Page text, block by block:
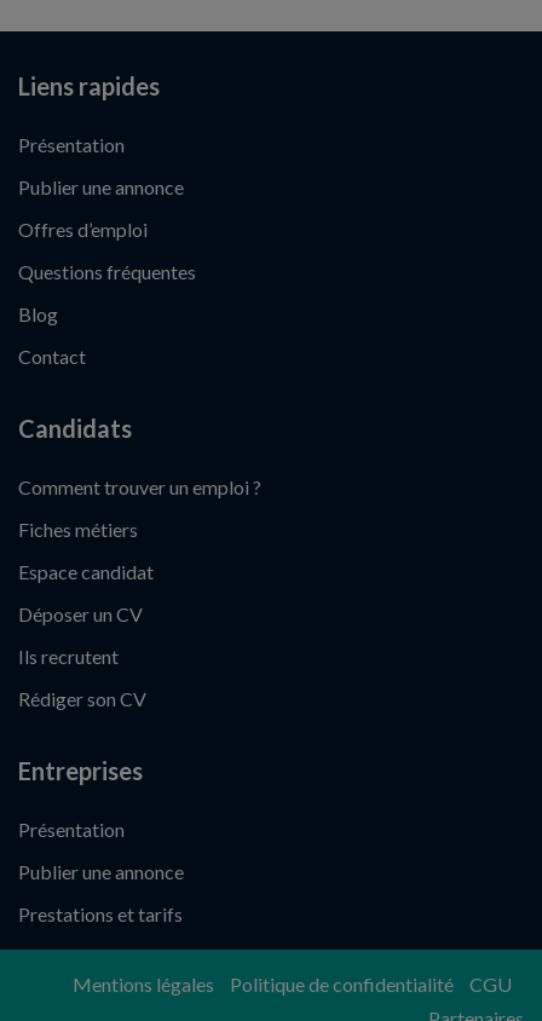
Liens rapides
Présentation
Publier une annonce
Offres d’emploi
Questions fréquentes
Blog
Contact
Candidats
Comment trouver un emploi ?
Fiches métiers
Espace candidat
Déposer un CV
Ils recrutent
Rédiger son CV
Entreprises
Présentation
Publier une annonce
Prestations et tarifs
Mentions légales Politique de confidentialité
CGU